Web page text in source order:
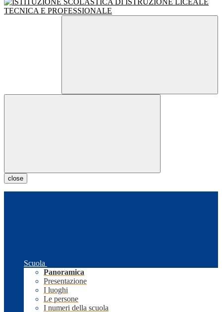
close
Scuola
Panoramica
Presentazione
I luoghi
Le persone
I numeri della scuola